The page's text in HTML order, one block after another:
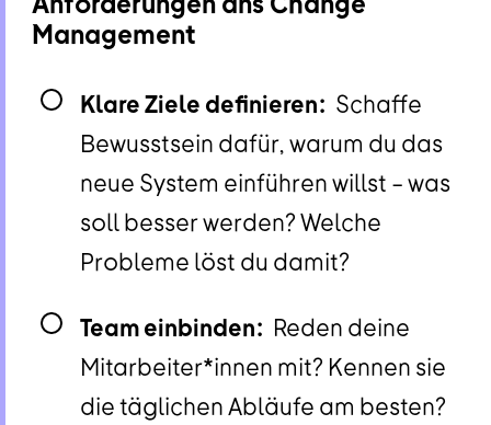
Management
Klare Ziele definieren: Schaffe
Bewusstsein dafür, warum du das
neue System einführen willst – was
soll besser werden? Welche
Probleme löst du damit?
Team einbinden: Reden deine
Mitarbeiter*innen mit? Kennen sie
die täglichen Abläufe am besten?